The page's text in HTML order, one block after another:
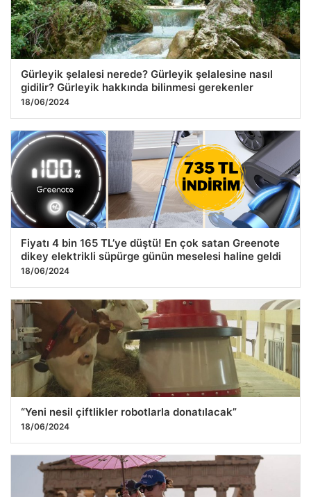
Gürleyik şelalesi nerede? Gürleyik şelalesine nasıl
gidilir? Gürleyik hakkında bilinmesi gerekenler
18/06/2024
Fiyatı 4 bin 165 TL’ye düştü! En çok satan Greenote
dikey elektrikli süpürge günün meselesi haline geldi
18/06/2024
“Yeni nesil çiftlikler robotlarla donatılacak”
18/06/2024